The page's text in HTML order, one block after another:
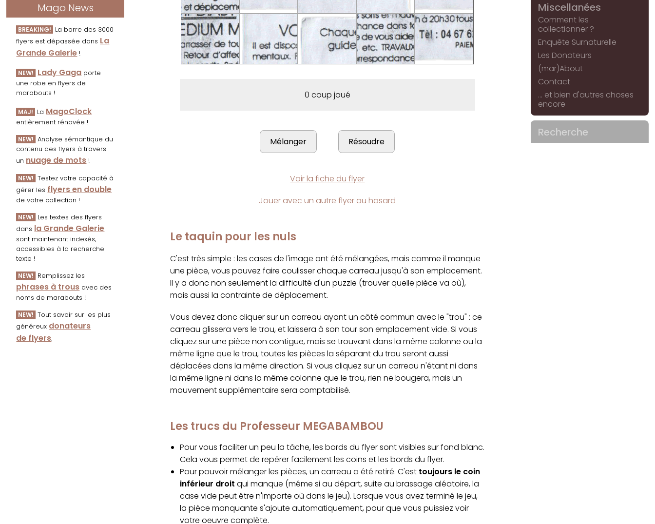
Mago News
BREAKING! La barre des 3000
flyers est dépassée dans La
Grande Galerie !
NEW! Lady Gaga porte
une robe en flyers de
marabouts !
MAJ! La MagoClock
entièrement rénovée !
NEW! Analyse sémantique du
contenu des flyers à travers
un nuage de mots !
NEW! Testez votre capacité à
gérer les flyers en double
de votre collection !
NEW! Les textes des flyers
dans la Grande Galerie
sont maintenant indexés,
accessibles à la recherche
texte !
NEW! Remplissez les
phrases à trous avec des
noms de marabouts !
NEW! Tout savoir sur les plus
généreux donateurs
de flyers.
0 coup joué
Voir la fiche du flyer
Jouer avec un autre flyer au hasard
Le taquin pour les nuls
C'est très simple : les cases de l'image ont été mélangées, mais comme il manque
une pièce, vous pouvez faire coulisser chaque carreau jusqu'à son emplacement.
Il y a donc non seulement la difficulté d'un puzzle (trouver quelle pièce va où),
mais aussi la contrainte de déplacement.
Vous devez donc cliquer sur un carreau ayant un côté commun avec le "trou" : ce
carreau glissera vers le trou, et laissera à son tour son emplacement vide. Si vous
cliquez sur une pièce non contiguë, mais se trouvant dans la même colonne ou la
même ligne que le trou, toutes les pièces la séparant du trou seront aussi
déplacées dans la même direction. Si vous cliquez sur un carreau n'étant ni dans
la même ligne ni dans la même colonne que le trou, rien ne bougera, mais un
mouvement supplémentaire sera comptabilisé.
Les trucs du Professeur MEGABAMBOU
Pour vous faciliter un peu la tâche, les bords du flyer sont visibles sur fond blanc.
Cela vous permet de repérer facilement les coins et les bords du flyer.
Pour pouvoir mélanger les pièces, un carreau a été retiré. C'est toujours le coin
inférieur droit qui manque (même si au départ, suite au brassage aléatoire, la
case vide peut être n'importe où dans le jeu). Lorsque vous avez terminé le jeu,
la pièce manquante s'ajoute automatiquement, pour que vous puissiez voir
votre oeuvre complète.
Miscellanées
Comment les
collectionner ?
Enquête Surnaturelle
Les Donateurs
(mar)About
Contact
... et bien d'autres choses
encore
Recherche